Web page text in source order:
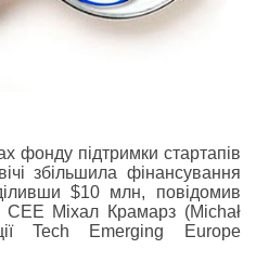
фонду підтримки стартапів
збільшила фінансування
$10 млн, повідомив
Міхал Крамарз (Michał
Tech Emerging Europe